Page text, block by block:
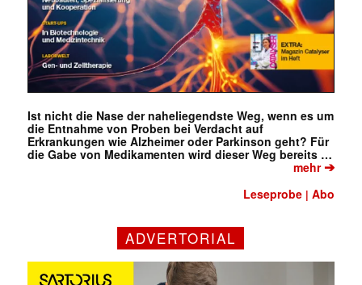
Ist nicht die Nase der naheliegendste Weg, wenn es um
die Entnahme von Proben bei Verdacht auf
Erkrankungen wie Alzheimer oder Parkinson geht? Für
die Gabe von Medikamenten wird dieser Weg bereits …
mehr➔
Leseprobe |Abo
ADVERTORIAL